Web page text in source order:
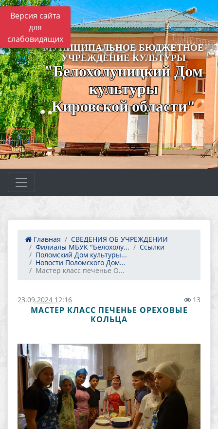
Версия сайта
для
слабовидящих
МУНИЦИПАЛЬНОЕ БЮДЖЕТНОЕ
УЧРЕЖДЕНИЕ КУЛЬТУРЫ
"Белохолуницкий Дом
культуры
Кировской области"
Главная
СВЕДЕНИЯ ОБ УЧРЕЖДЕНИИ
Филиалы МБУК "Белохолу...
Ссылки
Поломский Дом культуры...
Новости Поломского Дом...
Мастер класс печенье О...
23.09.2024 12:16 13
МАСТЕР КЛАСС ПЕЧЕНЬЕ ОРЕХОВЫЕ
КОЛЬЦА